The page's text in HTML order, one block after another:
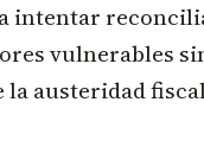
intentar
vulnerables
austeridad